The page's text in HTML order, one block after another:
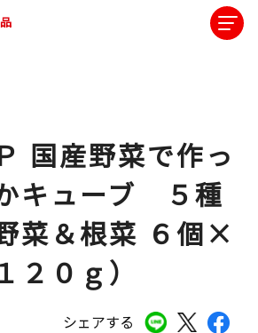
シェアする
国産野菜で作っ
キューブ ５種
菜＆根菜 ６個×
２０ｇ）